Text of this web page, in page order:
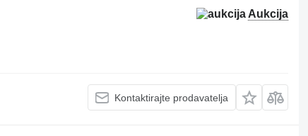
Aukcija
Kontaktirajte prodavatelja